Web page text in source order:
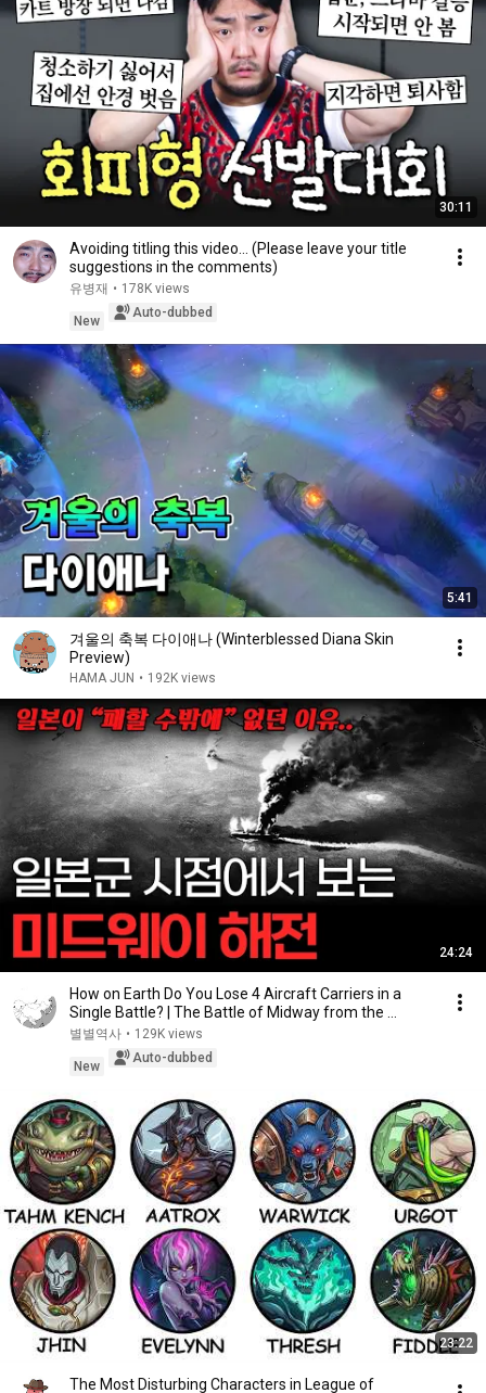
30:11
Avoiding titling this video... (Please leave your title
suggestions in the comments)
유병재 • 178K views
New
Auto-dubbed
5:41
겨울의 축복 다이애나 (Winterblessed Diana Skin
Preview)
HAMA JUN • 192K views
24:24
How on Earth Do You Lose 4 Aircraft Carriers in a
Single Battle? | The Battle of Midway from the ...
별별역사 • 129K views
New
Auto-dubbed
23:22
The Most Disturbing Characters in League of